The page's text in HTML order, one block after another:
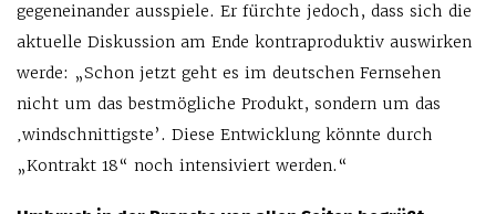
gegeneinander ausspiele. Er fürchte jedoch, dass sich die
aktuelle Diskussion am Ende kontraproduktiv auswirken
werde: „Schon jetzt geht es im deutschen Fernsehen
nicht um das bestmögliche Produkt, sondern um das
‚windschnittigste’. Diese Entwicklung könnte durch
„Kontrakt 18“ noch intensiviert werden.“